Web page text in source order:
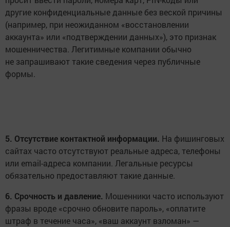
другие конфиденциальные данные без веской причины
(например, при неожиданном «восстановлении
аккаунта» или «подтверждении данных»), это признак
мошенничества. Легитимные компании обычно
не запрашивают такие сведения через публичные
формы.
5. Отсутствие контактной информации. На фишинговых
сайтах часто отсутствуют реальные адреса, телефоны
или email-адреса компании. Легальные ресурсы
обязательно предоставляют такие данные.
6. Срочность и давление. Мошенники часто используют
фразы вроде «срочно обновите пароль», «оплатите
штраф в течение часа», «ваш аккаунт взломан» —